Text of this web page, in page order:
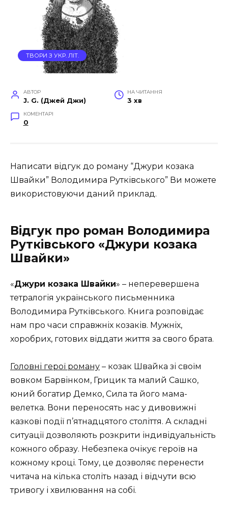
ТВОРИ З УКР. ЛІТ.
АВТОР
J. G. (Джей Джи)
НА ЧИТАННЯ
3 хв
КОМЕНТАРІ
0
Написати відгук до роману “Джури козака
Швайки” Володимира Рутківського” Ви можете
використовуючи даний приклад.
Відгук про роман Володимира
Рутківського «Джури козака
Швайки»
«Джури козака Швайки» – неперевершена
тетралогія українського письменника
Володимира Рутківського. Книга розповідає
нам про часи справжніх козаків. Мужніх,
хоробрих, готових віддати життя за свого брата.
Головні герої роману – козак Швайка зі своїм
вовком Барвінком, Грицик та малий Сашко,
юний богатир Демко, Сила та його мама-
велетка. Вони переносять нас у дивовижні
казкові події п’ятнадцятого століття. А складні
ситуації дозволяють розкрити індивідуальність
кожного образу. Небезпека очікує героїв на
кожному кроці. Тому, це дозволяє перенести
читача на кілька століть назад і відчути всю
тривогу і хвилювання на собі.